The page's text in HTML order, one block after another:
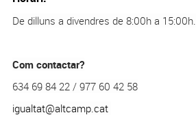
De dilluns a divendres de 8:00h a 15:00h.
Com contactar?
634 69 84 22 / 977 60 42 58
igualtat@altcamp.cat